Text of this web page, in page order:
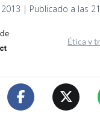
| Publicado a las
Ética y